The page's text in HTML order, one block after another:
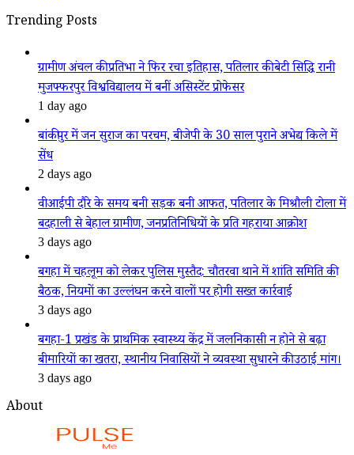
Trending Posts
ग्रामीण अंचल की प्रतिभा ने फिर रचा इतिहास, पतिलार की बेटी सिद्धि रानी
मुजफ्फरपुर विश्वविद्यालय में बनीं असिस्टेंट प्रोफेसर
1 day ago
बांकीपुर में जन सुराज का परचम, बीजेपी के 30 साल पुराने अभेद्य किले में
सेंध
2 days ago
वीआईपी दौरे के समय बनी सड़क बनी आफत, पतिलार के मिश्रौली टोला में
बदहाली से बेहाल ग्रामीण, जनप्रतिनिधियों के प्रति गहराया आक्रोश
3 days ago
बगहा में चहलूम को लेकर पुलिस मुस्तैद: चौतरवा थाने में शांति समिति की
बैठक, नियमों का उल्लंघन करने वालों पर होगी सख्त कार्रवाई
3 days ago
बगहा-1 प्रखंड के प्राथमिक स्वास्थ्य केंद्र में जलनिकासी न होने से बढ़ा
बीमारियों का खतरा, स्थानीय निवासियों ने व्यवस्था सुधारने की उठाई मांग।
3 days ago
About